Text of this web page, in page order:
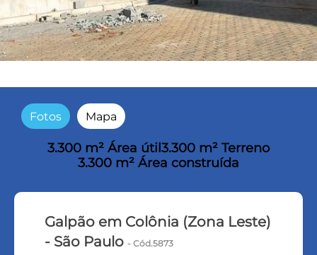
Fotos Mapa
3.300 m² Área útil3.300 m² Terreno
3.300 m² Área construída
Galpão em Colônia (Zona Leste)
- São Paulo- Cód.5873